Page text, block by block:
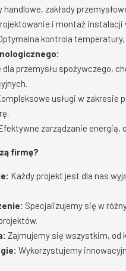
handlowe, zakłady
i montaż instalacji
kontrola
dla przemysłu spożywczego,
usługi w zakresie
zarządzanie energią,
firmę?
Każdy projekt jest dla nas
Specjalizujemy się w
Zajmujemy się wszystkim, od
Wykorzystujemy